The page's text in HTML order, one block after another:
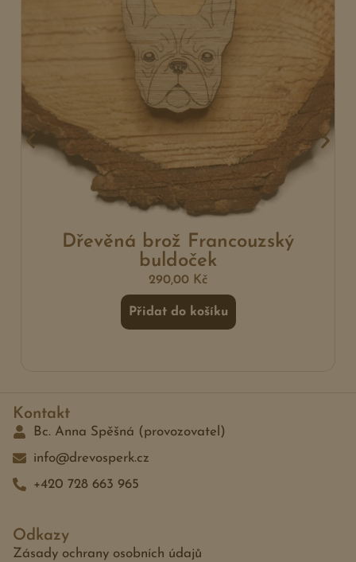
Dřevěná brož Francouzský
buldoček
290,00 Kč
Přidat do košíku
Odkazy
Zásady ochrany osobních údajů
Kontakt
Bc. Anna Spěšná (provozovatel)
info@drevosperk.cz
+420 728 663 965